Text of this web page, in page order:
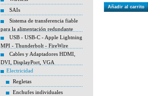
SAIs
Sistema de transferencia fiable
para la alimentación redundante
USB - USB-C - Apple Lightning
MPI - Thunderbolt - FireWire
Cables y Adaptadores HDMI,
DVI, DisplayPort, VGA
Electricidad
Regletas
Enchufes individuales
Añadir al carrito